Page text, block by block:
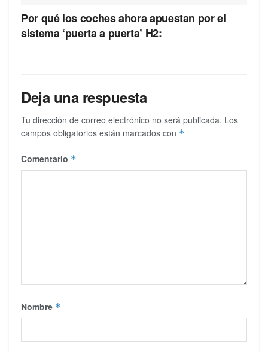
Por qué los coches ahora apuestan por el
sistema ‘puerta a puerta’ H2:
Deja una respuesta
Tu dirección de correo electrónico no será publicada. Los
campos obligatorios están marcados con *
Comentario *
Nombre *